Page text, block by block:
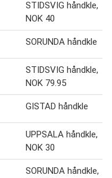
STIDSVIG håndkle,
NOK 40
SORUNDA håndkle
STIDSVIG håndkle,
NOK 79.95
GISTAD håndkle
UPPSALA håndkle,
NOK 30
SORUNDA håndkle,